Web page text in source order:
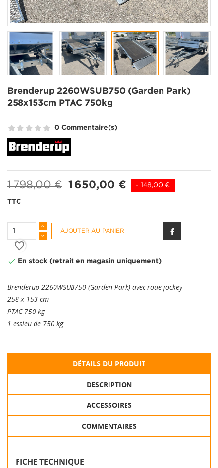
Brenderup 2260WSUB750 (Garden Park)
258x153cm PTAC 750kg
0 Commentaire(s)
1 798,00 € 1 650,00 € - 148,00 €
TTC
AJOUTER AU PANIER
favorite_border
 En stock (retrait en magasin uniquement)
Brenderup 2260WSUB750 (Garden Park) avec roue jockey
258 x 153 cm
PTAC 750 kg
1 essieu de 750 kg
DÉTAILS DU PRODUIT
DESCRIPTION
ACCESSOIRES
COMMENTAIRES
FICHE TECHNIQUE